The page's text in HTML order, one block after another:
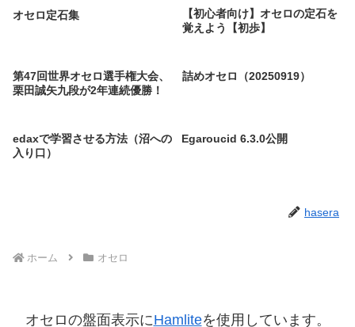
オセロ定石集
【初心者向け】オセロの定石を
覚えよう【初歩】
第47回世界オセロ選手権大会、
栗田誠矢九段が2年連続優勝！
詰めオセロ（20250919）
edaxで学習させる方法（沼への
入り口）
Egaroucid 6.3.0公開
hasera
ホーム オセロ
オセロの盤面表示にHamliteを使用しています。